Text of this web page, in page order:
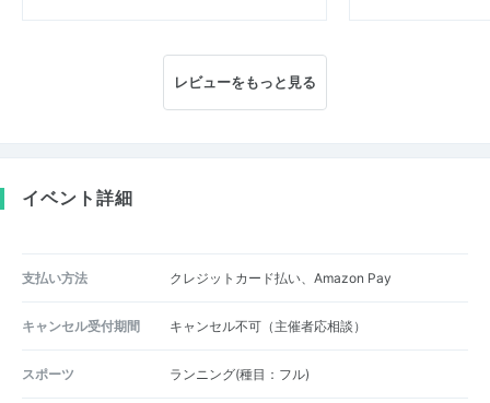
レビューをもっと見る
イベント詳細
支払い方法 クレジットカード払い、Amazon Pay
キャンセル受付期間 キャンセル不可（主催者応相談）
スポーツ ランニング(種目：フル)